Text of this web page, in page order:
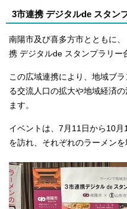
3市連携 デジタルde スタン
南陽市及び喜多方市とともに
携 デジタルde スタンプラリー
この広域連携により、地域ブ
る交流人口の拡大や地域経済
ます。
イベントは、7月11日から10
を訪れ、それぞれのラーメン